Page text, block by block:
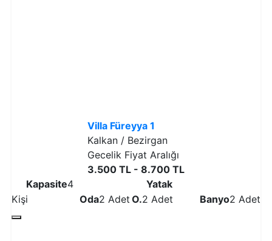
Villa Füreyya 1
Kalkan / Bezirgan
Gecelik Fiyat Aralığı
3.500 TL - 8.700 TL
Kapasite4
Kişi
Oda2 Adet
Yatak
O.2 Adet Banyo2 Adet